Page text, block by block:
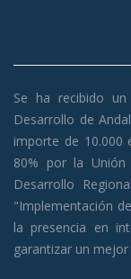
Se ha recibido
Desarrollo de
importe de 10.000
80% por la Unión
Desarrollo Regio
"Implementación
la presencia en
garantizar un